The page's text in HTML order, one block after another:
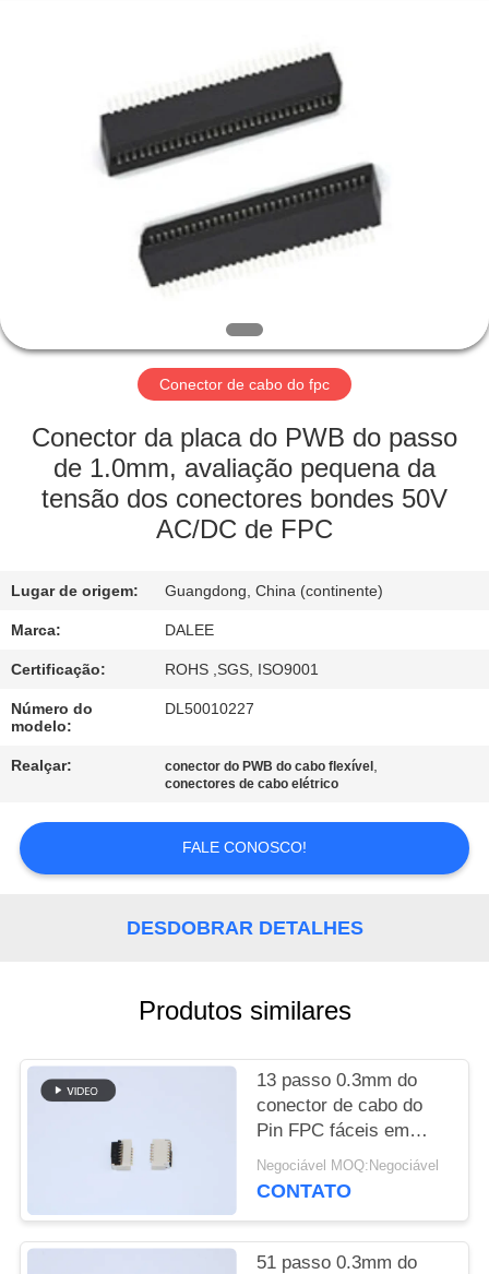
PRODUTOS
EXCURSÃO
FÁBRICA
CONTROLE
CONTACTE-
NOS
PEÇA
UMAS
CITAÇÕES
NEWS
PRIVACY
Conector de cabo do fpc
Conector da placa do PWB do passo
de 1.0mm, avaliação pequena da
tensão dos conectores bondes 50V
AC/DC de FPC
Lugar de origem: Guangdong, China (continente)
Marca: DALEE
Certificação: ROHS ,SGS, ISO9001
Número do
modelo:
DL50010227
Realçar: conector do PWB do cabo flexível ,
conectores de cabo elétrico
FALE CONOSCO!
DESDOBRAR DETALHES
Produtos similares
13 passo 0.3mm do
conector de cabo do
Pin FPC fáceis em
SMT R/A com altura
1,0 milímetros
Negociável MOQ:Negociável
CONTATO
51 passo 0.3mm do